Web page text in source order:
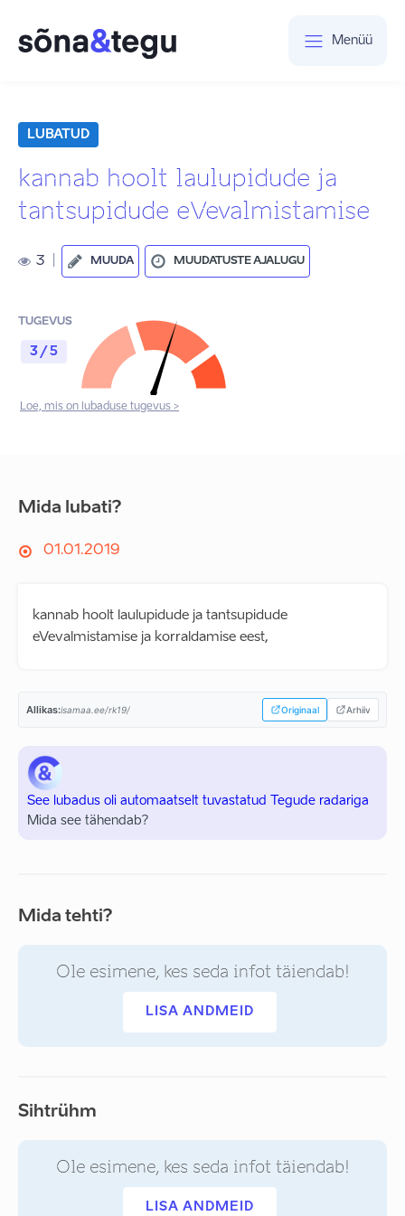
Menüü
LUBATUD
kannab hoolt laulupidude ja
tantsupidude eVevalmistamise
3 MUUDA MUUDATUSTE AJALUGU
TUGEVUS
3 / 5
Loe, mis on lubaduse tugevus >
Mida lubati?
01.01.2019
kannab hoolt laulupidude ja tantsupidude
eVevalmistamise ja korraldamise eest,
Allikas:isamaa.ee/rk19/ Originaal Arhiiv
See lubadus oli automaatselt tuvastatud Tegude radariga
Mida see tähendab?
Mida tehti?
Ole esimene, kes seda infot täiendab!
LISA ANDMEID
Sihtrühm
Ole esimene, kes seda infot täiendab!
LISA ANDMEID